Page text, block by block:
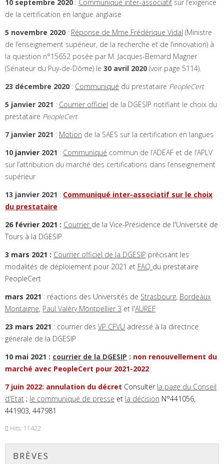
10 septembre 2020 : Communiqué inter-associatifsur l’exigence
de la certification en langue anglaise
5 novembre 2020 : Réponse de Mme Frédérique Vidal (Ministre
de l’enseignement supérieur, de la recherche et de l’innovation) à
la question n°15652 posée par M. Jacques-Bernard Magner
(Sénateur du Puy-de-Dôme) le 30 avril 2020 (voir page 5114).
23 décembre 2020 : Communiqué du prestataire PeopleCert
5 janvier 2021 : Courrier officiel de la DGESIP notifiant le choix du
prestataire PeopleCert
7 janvier 2021 : Motion de la SAES sur la certification en langues
10 janvier 2021 : Communiqué commun de l’ADEAF et de l’APLV
sur l’attribution du marché des certifications dans l’enseignement
supérieur
13 janvier 2021 : Communiqué inter-associatif sur le choix
du prestataire
26 février 2021 : Courrier de la Vice-Présidence de l'Université de
Tours à la DGESIP
3 mars 2021 : Courrier officiel de la DGESIP précisant les
modalités de déploiement pour 2021 et FAQ du prestataire
PeopleCert
mars 2021 : réactions des Universités de Strasbourg, Bordeaux
Montaigne, Paul Valéry Montpellier 3 et l'AUREF
23 mars 2021 : courrier des VP CFVU adressé à la directrice
générale de la DGESIP
10 mai 2021 : courrier de la DGESIP : non renouvellement du
marché avec PeopleCert pour 2021-2022
7 juin 2022: annulation du décret Consulter la page du Conseil
d'Etat ; le communiqué de presse et la décision N°441056,
441903, 447981
Hits: 11422
BRÈVES